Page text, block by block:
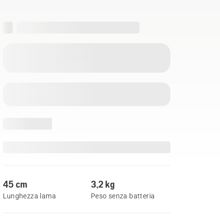
45 cm
Lunghezza lama
3,2 kg
Peso senza batteria